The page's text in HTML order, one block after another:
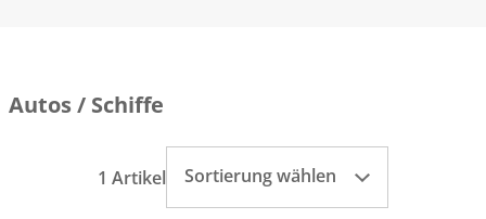
Autos / Schiffe
1 Artikel Sortierung wählen